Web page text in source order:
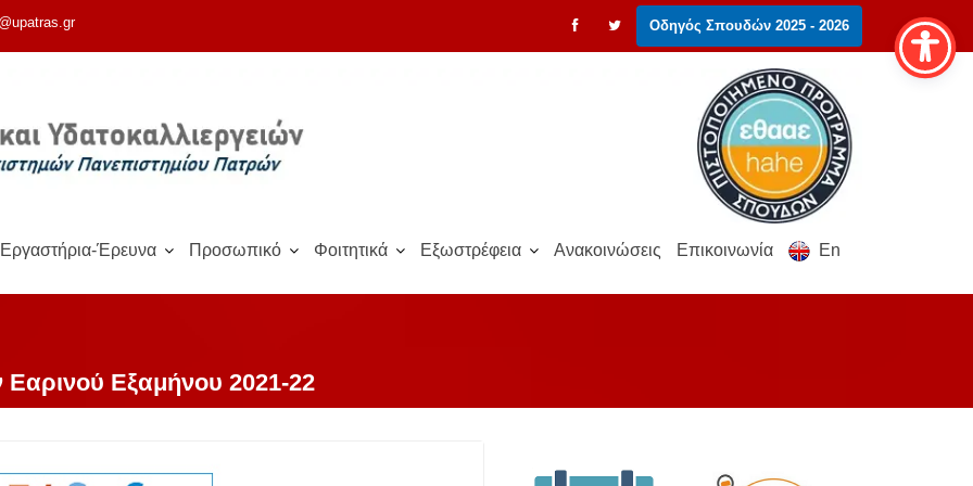
Οδηγός Σπουδών 2025 - 2026
Εργαστήρια-Έρευνα Προσωπικό Φοιτητικά Εξωστρέφεια Ανακοινώσεις Επικοινωνία En
Εξαμήνου 2021-22